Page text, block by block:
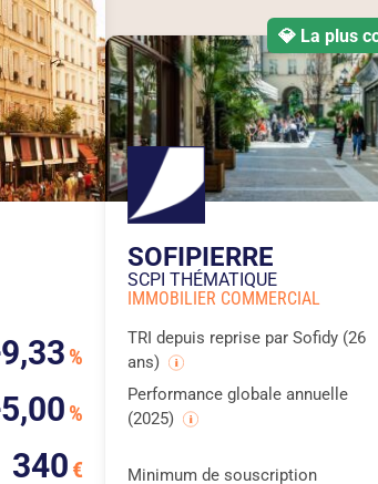
%
%
340 €
💎 La plus
SOFIPIERRE
SCPI THÉMATIQUE
IMMOBILIER COMMERCIAL
TRI depuis reprise par Sofidy (26
ans)
Performance globale annuelle
(2025)
Minimum de souscription